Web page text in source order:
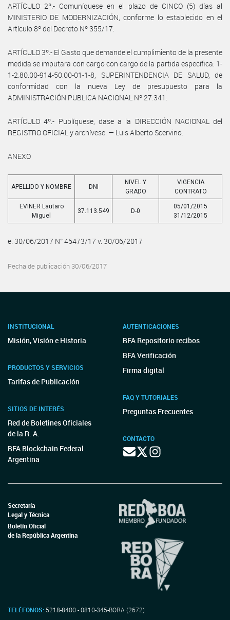
ARTÍCULO 2º.- Comuníquese en el plazo de CINCO (5) días al
MINISTERIO DE MODERNIZACIÓN, conforme lo establecido en el
Artículo 8º del Decreto Nº 355/17.
ARTÍCULO 3º.- El Gasto que demande el cumplimiento de la presente
medida se imputara con cargo con cargo de la partida específica: 1-
1-2.80.00-914-50.00-01-1-8, SUPERINTENDENCIA DE SALUD, de
conformidad con la nueva Ley de presupuesto para la
ADMINISTRACIÓN PUBLICA NACIONAL Nº 27.341.
ARTÍCULO 4º.- Publíquese, dase a la DIRECCIÓN NACIONAL del
REGISTRO OFICIAL y archívese. — Luis Alberto Scervino.
ANEXO
APELLIDO Y NOMBRE DNI
NIVEL Y
GRADO
VIGENCIA
CONTRATO
EVINER Lautaro
Miguel
37.113.549 D-0
05/01/2015
31/12/2015
e. 30/06/2017 N° 45473/17 v. 30/06/2017
Fecha de publicación 30/06/2017
INSTITUCIONAL
Misión, Visión e Historia
PRODUCTOS Y SERVICIOS
Tarifas de Publicación
SITIOS DE INTERÉS
Red de Boletines Oficiales
de la R. A.
BFA Blockchain Federal
Argentina
AUTENTICACIONES
BFA Repositorio recibos
BFA Verificación
Firma digital
FAQ Y TUTORIALES
Preguntas Frecuentes
CONTACTO
Secretaría
Legal y Técnica
Boletín Oficial
de la República Argentina
TELÉFONOS: 5218-8400 - 0810-345-BORA (2672)